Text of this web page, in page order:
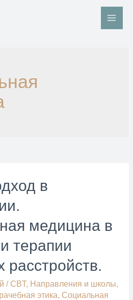
Main
в
медицина в
терапии
расстройств.
/ CBT, Направления и школы,
этика, Социальная